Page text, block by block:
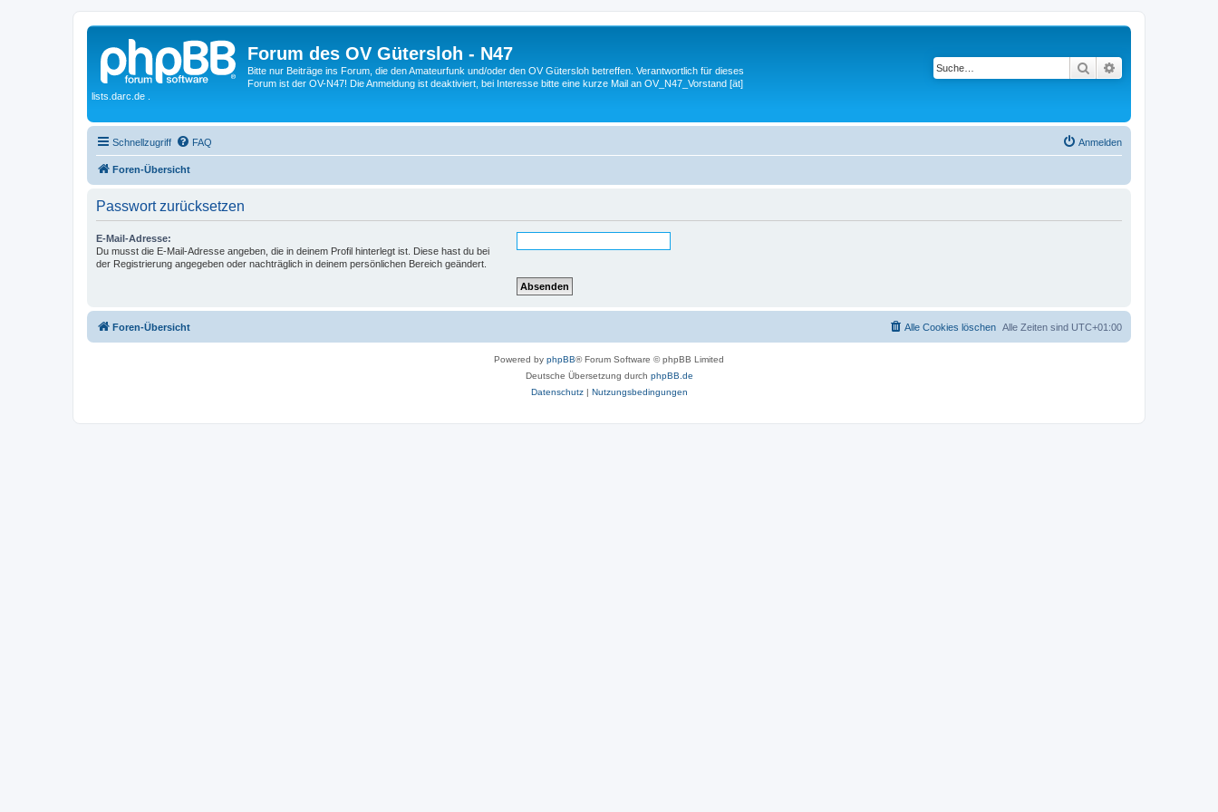
Forum des OV Gütersloh - N47
Bitte nur Beiträge ins Forum, die den Amateurfunk und/oder den OV Gütersloh betreffen. Verantwortlich für dieses
Forum ist der OV-N47! Die Anmeldung ist deaktiviert, bei Interesse bitte eine kurze Mail an OV_N47_Vorstand [ät]
lists.darc.de .
Suche
Schnellzugriff FAQ Anmelden
Foren-Übersicht
Passwort zurücksetzen
E-Mail-Adresse:
Du musst die E-Mail-Adresse angeben, die in deinem Profil hinterlegt ist. Diese hast du bei
der Registrierung angegeben oder nachträglich in deinem persönlichen Bereich geändert.
Foren-Übersicht Alle Zeiten sind UTC+01:00
Alle Cookies löschen
Powered by phpBB® Forum Software © phpBB Limited
Deutsche Übersetzung durch phpBB.de
Datenschutz| Nutzungsbedingungen